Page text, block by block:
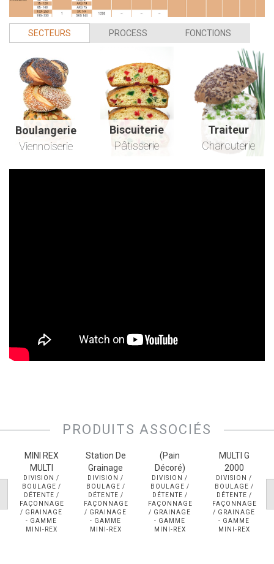
SECTEURS PROCESS FONCTIONS
Boulangerie
Viennoiserie
Biscuiterie
Pâtisserie
Traiteur
Charcuterie
PRODUITS ASSOCIÉS
Et
MINI REX
MULTI
DIVISION /
BOULAGE /
DÉTENTE /
FAÇONNAGE
/ GRAINAGE
- GAMME
MINI-REX
Station De
Grainage
DIVISION /
BOULAGE /
DÉTENTE /
FAÇONNAGE
/ GRAINAGE
- GAMME
MINI-REX
Diviseuse
FS DR-
(pain
Décoré)
DIVISION /
BOULAGE /
DÉTENTE /
FAÇONNAGE
/ GRAINAGE
- GAMME
MINI-REX
& Bouleuse
MULTI G
2000
DIVISION /
BOULAGE /
DÉTENTE /
FAÇONNAGE
/ GRAINAGE
- GAMME
MINI-REX